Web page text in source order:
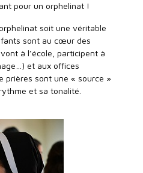
pour un orphelinat !
soit une véritable
sont au cœur des
à l’école, participent à
et aux offices
prières sont une « source »
et sa tonalité.